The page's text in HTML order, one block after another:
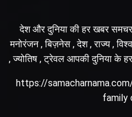
देश और दुनिया की हर खबर
मनोरंजन , बिज़नेस , देश , राज्य ,
, ज्योतिष , ट्रेवल आपकी दुनिया
https://
family